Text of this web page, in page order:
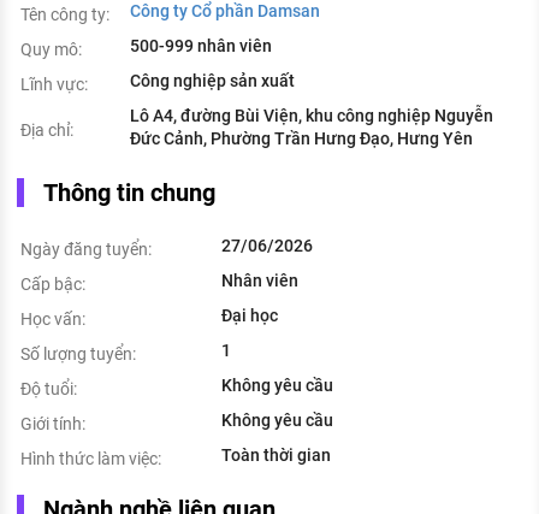
Tên công ty:
Công ty Cổ phần Damsan
Quy mô:
500-999 nhân viên
Lĩnh vực:
Công nghiệp sản xuất
Địa chỉ:
Lô A4, đường Bùi Viện, khu công nghiệp Nguyễn
Đức Cảnh, Phường Trần Hưng Đạo, Hưng Yên
Thông tin chung
Ngày đăng tuyển:
27/06/2026
Cấp bậc:
Nhân viên
Học vấn:
Đại học
Số lượng tuyển:
1
Độ tuổi:
Không yêu cầu
Giới tính:
Không yêu cầu
Hình thức làm việc:
Toàn thời gian